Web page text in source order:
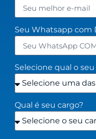
Seu Whatsapp com
Selecione qual o
Qual é seu cargo?